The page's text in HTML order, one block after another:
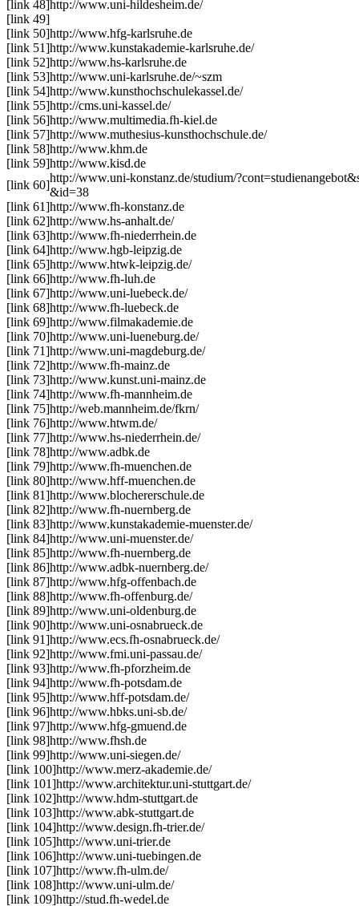
[link 48]http://www.uni-hildesheim.de/
[link 49]
[link 50]http://www.hfg-karlsruhe.de
[link 51]http://www.kunstakademie-karlsruhe.de/
[link 52]http://www.hs-karlsruhe.de
[link 53]http://www.uni-karlsruhe.de/~szm
[link 54]http://www.kunsthochschulekassel.de/
[link 55]http://cms.uni-kassel.de/
[link 56]http://www.multimedia.fh-kiel.de
[link 57]http://www.muthesius-kunsthochschule.de/
[link 58]http://www.khm.de
[link 59]http://www.kisd.de
[link 60]
http://www.uni-konstanz.de/studium/
&id=38
[link 61]http://www.fh-konstanz.de
[link 62]http://www.hs-anhalt.de/
[link 63]http://www.fh-niederrhein.de
[link 64]http://www.hgb-leipzig.de
[link 65]http://www.htwk-leipzig.de/
[link 66]http://www.fh-luh.de
[link 67]http://www.uni-luebeck.de/
[link 68]http://www.fh-luebeck.de
[link 69]http://www.filmakademie.de
[link 70]http://www.uni-lueneburg.de/
[link 71]http://www.uni-magdeburg.de/
[link 72]http://www.fh-mainz.de
[link 73]http://www.kunst.uni-mainz.de
[link 74]http://www.fh-mannheim.de
[link 75]http://web.mannheim.de/fkrn/
[link 76]http://www.htwm.de/
[link 77]http://www.hs-niederrhein.de/
[link 78]http://www.adbk.de
[link 79]http://www.fh-muenchen.de
[link 80]http://www.hff-muenchen.de
[link 81]http://www.blochererschule.de
[link 82]http://www.fh-nuernberg.de
[link 83]http://www.kunstakademie-muenster.de/
[link 84]http://www.uni-muenster.de/
[link 85]http://www.fh-nuernberg.de
[link 86]http://www.adbk-nuernberg.de/
[link 87]http://www.hfg-offenbach.de
[link 88]http://www.fh-offenburg.de/
[link 89]http://www.uni-oldenburg.de
[link 90]http://www.uni-osnabrueck.de
[link 91]http://www.ecs.fh-osnabrueck.de/
[link 92]http://www.fmi.uni-passau.de/
[link 93]http://www.fh-pforzheim.de
[link 94]http://www.fh-potsdam.de
[link 95]http://www.hff-potsdam.de/
[link 96]http://www.hbks.uni-sb.de/
[link 97]http://www.hfg-gmuend.de
[link 98]http://www.fhsh.de
[link 99]http://www.uni-siegen.de/
[link 100]http://www.merz-akademie.de/
[link 101]http://www.architektur.uni-stuttgart.de/
[link 102]http://www.hdm-stuttgart.de
[link 103]http://www.abk-stuttgart.de
[link 104]http://www.design.fh-trier.de/
[link 105]http://www.uni-trier.de
[link 106]http://www.uni-tuebingen.de
[link 107]http://www.fh-ulm.de/
[link 108]http://www.uni-ulm.de/
[link 109]http://stud.fh-wedel.de